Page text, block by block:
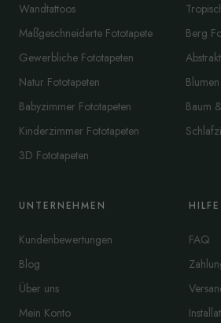
Wandtattoos
Maßgeschneiderte Fototapete
Gewerbliche Fototapeten
Natur Fototapeten
Babyzimmer Fototapeten
Kinderzimmer Fototapeten
3D Fototapeten
Berg
Baum
UNTERNEHMEN
Kundenbewertungen
Blog
Über uns
Mein Konto
HILFE
FAQ